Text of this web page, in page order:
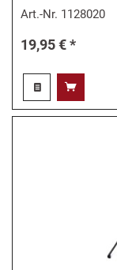
Art.-Nr. 1128020
19,95 € *